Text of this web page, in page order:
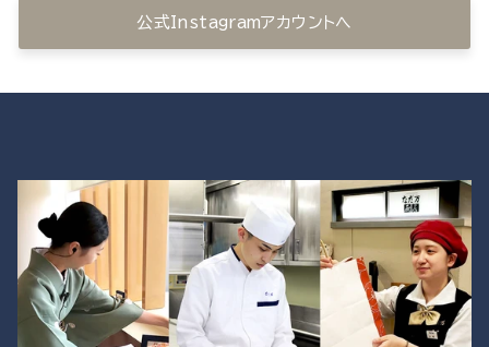
公式Instagramアカウントへ